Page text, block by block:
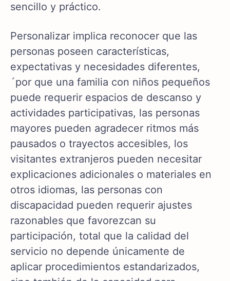
sencillo y práctico.
Personalizar implica reconocer que las
personas poseen características,
expectativas y necesidades diferentes,
´por que una familia con niños pequeños
puede requerir espacios de descanso y
actividades participativas, las personas
mayores pueden agradecer ritmos más
pausados o trayectos accesibles, los
visitantes extranjeros pueden necesitar
explicaciones adicionales o materiales en
otros idiomas, las personas con
discapacidad pueden requerir ajustes
razonables que favorezcan su
participación, total que la calidad del
servicio no depende únicamente de
aplicar procedimientos estandarizados,